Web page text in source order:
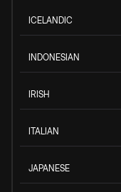
ICELANDIC
INDONESIAN
IRISH
ITALIAN
JAPANESE